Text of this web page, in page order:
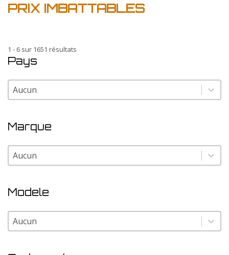
PRIX IMBATTABLES
1 - 6 sur 1651 résultats
Pays
Pays
Pays
Marque
Marque
Marque
Modele
Modele
Modele